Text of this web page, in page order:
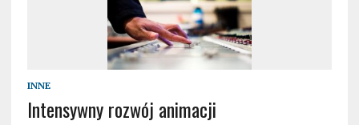
INNE
Intensywny rozwój animacji